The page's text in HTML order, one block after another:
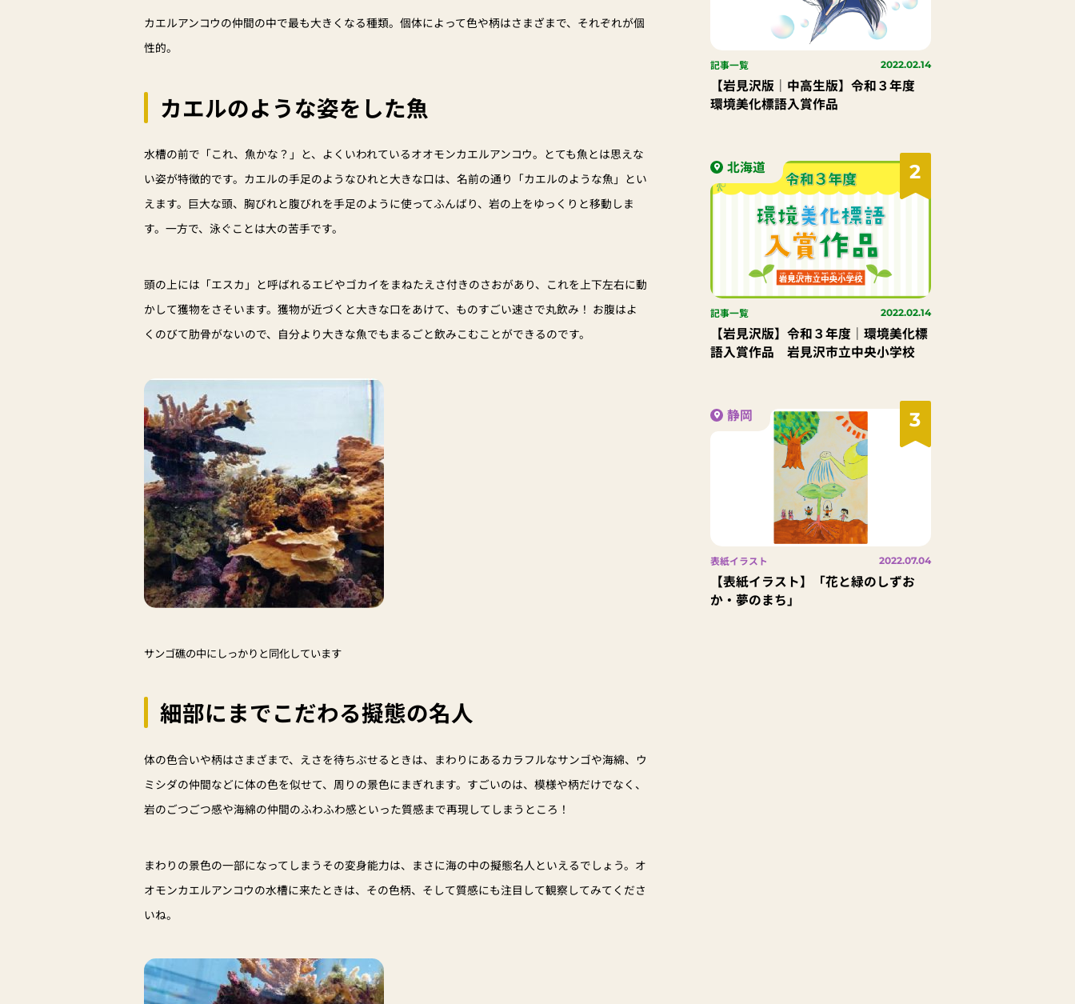
カエルアンコウの仲間の中で最も大きくなる種類。個体によって色や柄はさまざまで、それぞれが個
性的。
カエルのような姿をした魚
水槽の前で「これ、魚かな？」と、よくいわれているオオモンカエルアンコウ。とても魚とは思えな
い姿が特徴的です。カエルの手足のようなひれと大きな口は、名前の通り「カエルのような魚」とい
えます。巨大な頭、胸びれと腹びれを手足のように使ってふんばり、岩の上をゆっくりと移動しま
す。一方で、泳ぐことは大の苦手です。
頭の上には「エスカ」と呼ばれるエビやゴカイをまねたえさ付きのさおがあり、これを上下左右に動
かして獲物をさそいます。獲物が近づくと大きな口をあけて、ものすごい速さで丸飲み！ お腹はよ
くのびて肋骨がないので、自分より大きな魚でもまるごと飲みこむことができるのです。
サンゴ礁の中にしっかりと同化しています
細部にまでこだわる擬態の名人
体の色合いや柄はさまざまで、えさを待ちぶせるときは、まわりにあるカラフルなサンゴや海綿、ウ
ミシダの仲間などに体の色を似せて、周りの景色にまぎれます。すごいのは、模様や柄だけでなく、
岩のごつごつ感や海綿の仲間のふわふわ感といった質感まで再現してしまうところ！
まわりの景色の一部になってしまうその変身能力は、まさに海の中の擬態名人といえるでしょう。オ
オモンカエルアンコウの水槽に来たときは、その色柄、そして質感にも注目して観察してみてくださ
いね。
記事一覧 2022.02.14
【岩見沢版｜中高生版】令和３年度
環境美化標語入賞作品
2
北海道
記事一覧 2022.02.14
【岩見沢版】令和３年度｜環境美化標
語入賞作品 岩見沢市立中央小学校
3
静岡
表紙イラスト 2022.07.04
【表紙イラスト】「花と緑のしずお
か・夢のまち」